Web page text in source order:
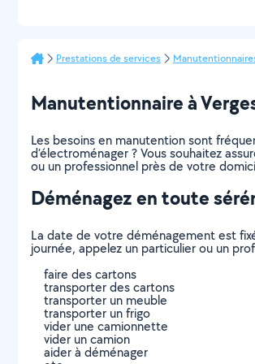
Prestations de services
Manutentionnaire à
Les besoins en manutention sont
d’électroménager ? Vous souhaitez
ou un professionnel près de votre
Déménagez en toute
La date de votre déménagement est
journée, appelez un particulier ou un
faire des cartons
transporter des cartons
transporter un meuble
transporter un frigo
vider une camionnette
vider un camion
aider à déménager